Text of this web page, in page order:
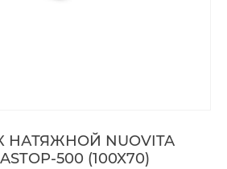
NUOVITA
500 (100X70)